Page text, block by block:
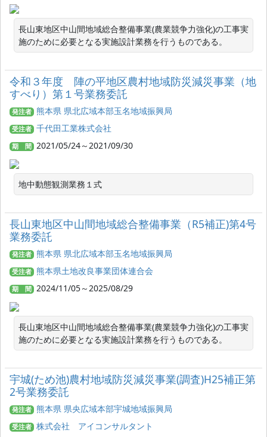
長山東地区中山間地域総合整備事業(農業競争力強化)の工事実
施のために必要となる実施設計業務を行うものである。
令和３年度 陣の平地区農村地域防災減災事業（地
すべり）第１号業務委託
発注者 熊本県 県北広域本部玉名地域振興局
受注者 千代田工業株式会社
期 間 2021/05/24～2021/09/30
地中動態観測業務１式
長山東地区中山間地域総合整備事業（R5補正)第4号
業務委託
発注者 熊本県 県北広域本部玉名地域振興局
受注者 熊本県土地改良事業団体連合会
期 間 2024/11/05～2025/08/29
長山東地区中山間地域総合整備事業(農業競争力強化)の工事実
施のために必要となる実施設計業務を行うものである。
宇城(ため池)農村地域防災減災事業(調査)H25補正第
2号業務委託
発注者 熊本県 県央広域本部宇城地域振興局
受注者 株式会社 アイコンサルタント